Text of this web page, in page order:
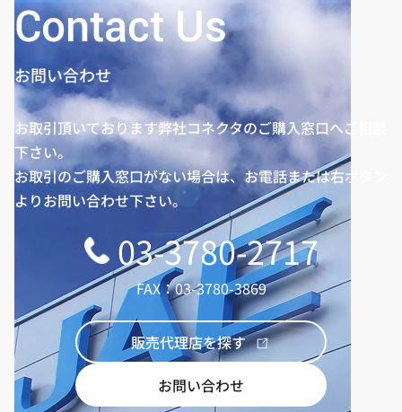
Contact Us
お問い合わせ
お取引頂いております弊社コネクタのご購入窓口へご相談
下さい。
お取引のご購入窓口がない場合は、お電話または右ボタン
よりお問い合わせ下さい。
03-3780-2717
FAX：03-3780-3869
販売代理店を探す
お問い合わせ